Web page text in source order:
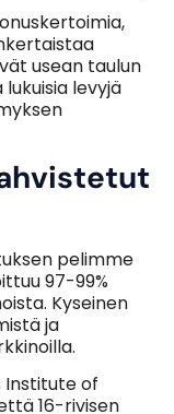
usean taulun
levyjä
pelimme
97-99%
Kyseinen
ja
Institute of
16-rivisen